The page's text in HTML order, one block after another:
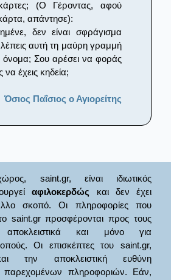
κάρτες; (Ο Γέροντας, αφού
απάντησε):
δεν είναι σφράγισμα
αυτή τη μαύρη γραμμή
Σου αρέσει να φοράς
έχεις κηδεία;
Όσιος Παΐσιος ο Αγιορείτης
saint.gr, είναι ιδιωτικός
αφιλοκερδώς και δεν έχει
σκοπό. Οι πληροφορίες που
saint.gr προσφέρονται προς τους
αποκλειστικά και μόνο για
Οι επισκέπτες του saint.gr,
την αποκλειστική ευθύνη
παρεχομένων πληροφοριών. Εάν,